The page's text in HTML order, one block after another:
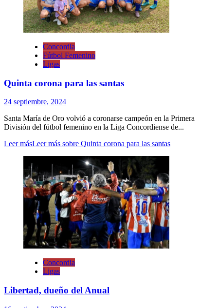
Concordia
Fútbol Femenino
Ligas
Quinta corona para las santas
24 septiembre, 2024
Santa María de Oro volvió a coronarse campeón en la Primera
División del fútbol femenino en la Liga Concordiense de...
Leer másLeer más sobre Quinta corona para las santas
Concordia
Ligas
Libertad, dueño del Anual